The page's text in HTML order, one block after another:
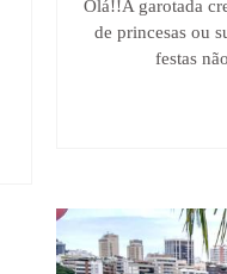
Olá!!A garotada
de princesas ou
festas